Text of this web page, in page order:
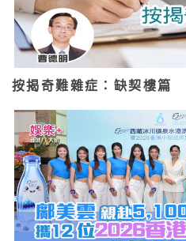
按揭奇難雜症：缺契樓篇